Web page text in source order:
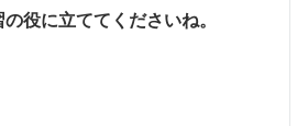
役に立ててくださいね。